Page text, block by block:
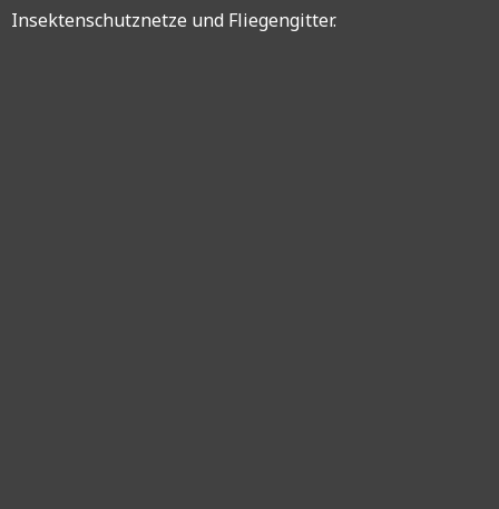
Insektenschutznetze und Fliegengitter.